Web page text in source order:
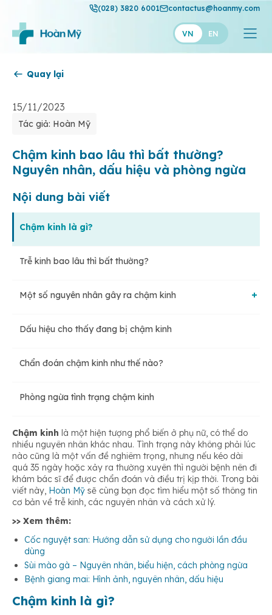
(028) 3820 6001 contactus@hoanmy.com
VN EN
Thuận Mỹ
Quay lại
15/11/2023
Tác giả: Hoàn Mỹ
Chậm kinh bao lâu thì bất thường?
Nguyên nhân, dấu hiệu và phòng ngừa
Nội dung bài viết
Chậm kinh là gì?
Trễ kinh bao lâu thì bất thường?
Một số nguyên nhân gây ra chậm kinh
Mãn kinh sớm
Dùng biện pháp tránh thai
Béo phì
Đang mang thai hoặc cho con bú
Tác dụng phụ của thuốc
Dấu hiệu cho thấy đang bị chậm kinh
Chẩn đoán chậm kinh như thế nào?
Phòng ngừa tình trạng chậm kinh
Chậm kinh là một hiện tượng phổ biến ở phụ nữ, có thể do
nhiều nguyên nhân khác nhau. Tình trạng này không phải lúc
nào cũng là một vấn đề nghiêm trọng, nhưng nếu kéo dài
quá 35 ngày hoặc xảy ra thường xuyên thì người bệnh nên đi
khám bác sĩ để được chẩn đoán và điều trị kịp thời. Trong bài
viết này, Hoàn Mỹ sẽ cùng bạn đọc tìm hiểu một số thông tin
cơ bản về trễ kinh, các nguyên nhân và cách xử lý.
>> Xem thêm:
Cốc nguyệt san: Hướng dẫn sử dụng cho người lần đầu
dùng
Sùi mào gà – Nguyên nhân, biểu hiện, cách phòng ngừa
Bệnh giang mai: Hình ảnh, nguyên nhân, dấu hiệu
Chậm kinh là gì?